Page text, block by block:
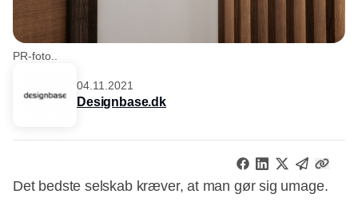
PR-foto..
04.11.2021
Designbase.dk
Det bedste selskab kræver, at man gør sig umage.